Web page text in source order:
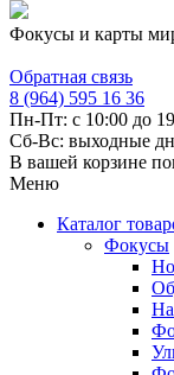
Фокусы и карты
Обратная связь
8 (964) 595 16 36
Пн-Пт: с 10:00 до
Сб-Вс: выходные
В вашей корзине
Меню
Каталог
Фокусы